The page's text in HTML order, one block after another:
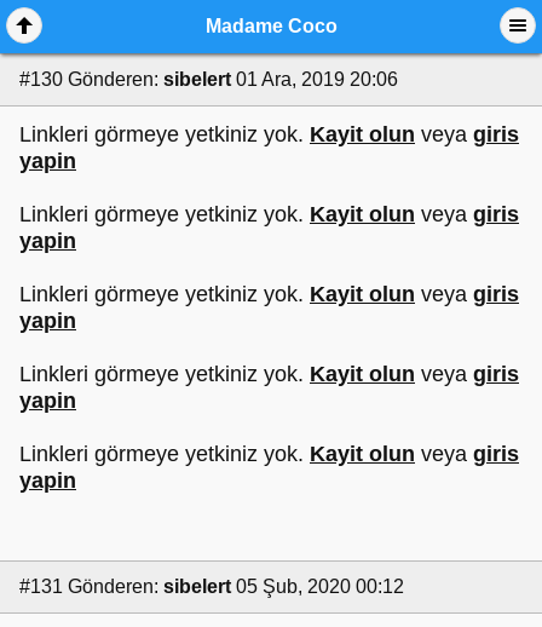
Madame Coco
#130 Gönderen: sibelert 01 Ara, 2019 20:06
Linkleri görmeye yetkiniz yok. Kayit olun veya giris
yapin
Linkleri görmeye yetkiniz yok. Kayit olun veya giris
yapin
Linkleri görmeye yetkiniz yok. Kayit olun veya giris
yapin
Linkleri görmeye yetkiniz yok. Kayit olun veya giris
yapin
Linkleri görmeye yetkiniz yok. Kayit olun veya giris
yapin
#131 Gönderen: sibelert 05 Şub, 2020 00:12